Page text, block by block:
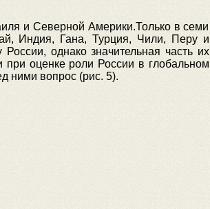
и Северной Америки.Только в семи
Индия, Гана, Турция, Чили, Перу и
однако значительная часть их
при оценке роли России в глобальном
ними вопрос (рис. 5).